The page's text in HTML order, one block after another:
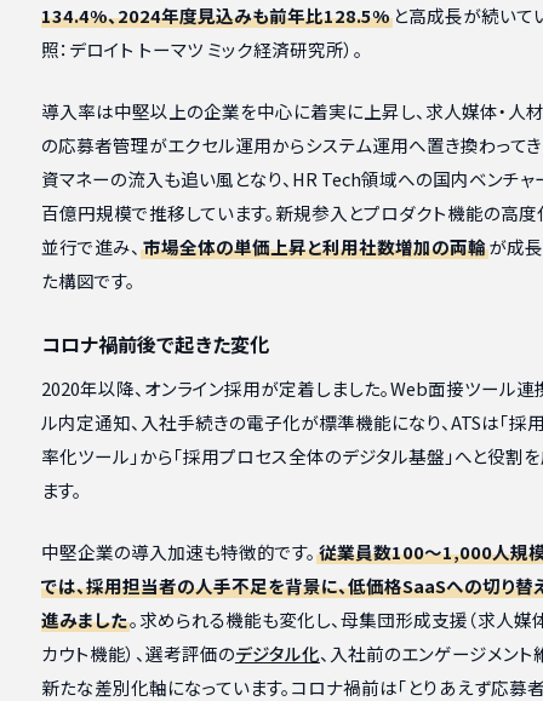
134.4%、2024年度見込みも前年比128.5%と高成長が続いて
照：デロイト トーマツ ミック経済研究所）。
導入率は中堅以上の企業を中心に着実に上昇し、求人媒体・人
の応募者管理がエクセル運用からシステム運用へ置き換わってき
資マネーの流入も追い風となり、HR Tech領域への国内ベンチ
百億円規模で推移しています。新規参入とプロダクト機能の高
並行で進み、 市場全体の単価上昇と利用社数増加の両輪が成
た構図です。
コロナ禍前後で起きた変化
2020年以降、オンライン採用が定着しました。Web面接ツール連
ル内定通知、入社手続きの電子化が標準機能になり、ATSは「採
率化ツール」から「採用プロセス全体のデジタル基盤」へと役割
ます。
中堅企業の導入加速も特徴的です。 従業員数100〜1,000人規
では、採用担当者の人手不足を背景に、低価格SaaSへの切り替
進みました。求められる機能も変化し、母集団形成支援（求人媒
カウト機能）、選考評価のデジタル化、入社前のエンゲージメン
新たな差別化軸になっています。コロナ禍前は「とりあえず応募